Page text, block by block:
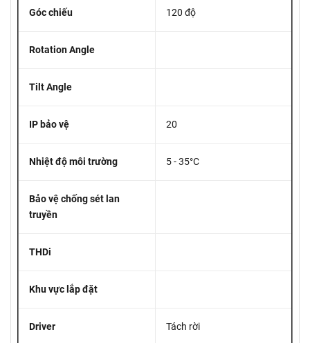
Góc chiếu 120 độ
Rotation Angle
Tilt Angle
IP bảo vệ 20
Nhiệt độ môi trường 5 - 35°C
Bảo vệ chống sét lan
truyền
THDi
Khu vực lắp đặt
Driver Tách rời